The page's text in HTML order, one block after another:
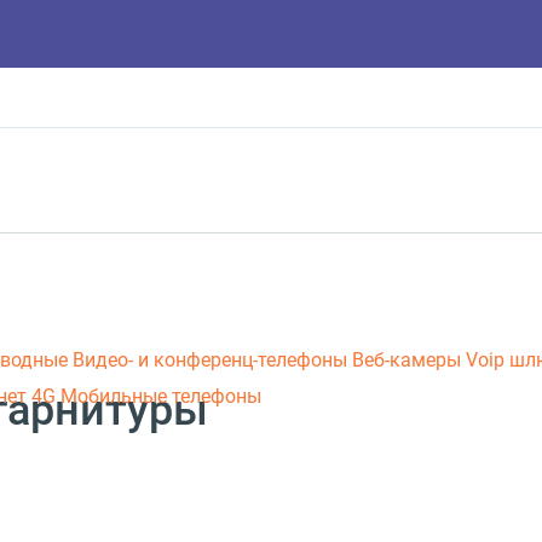
Видео- и конференц-телефоны Веб-камеры Voip
4GМобильные телефоны